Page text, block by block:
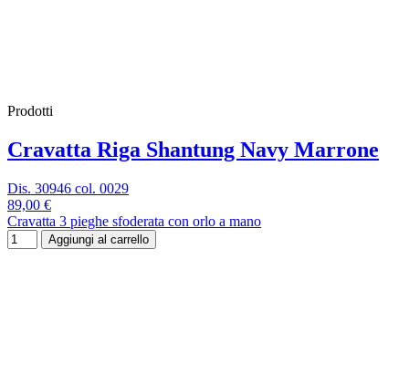
Prodotti
Cravatta Riga Shantung Navy Marrone
Dis. 30946 col. 0029
89,00 €
Cravatta 3 pieghe sfoderata con orlo a mano
Aggiungi al carrello